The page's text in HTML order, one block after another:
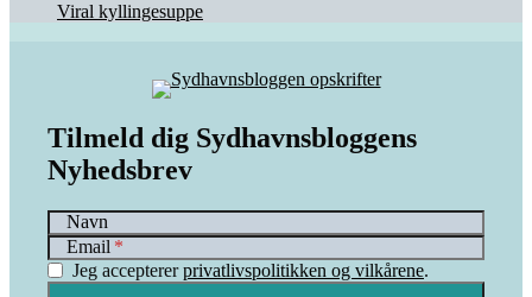
Viral kyllingesuppe
Tilmeld dig Sydhavnsbloggens
Nyhedsbrev
Navn
Email
Jeg acceptererprivatlivspolitikken og vilkårene.